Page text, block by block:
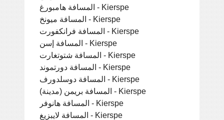
المسافة هامبورغ - Kierspe
المسافة ميونخ - Kierspe
المسافة فرانكفورت - Kierspe
المسافة إسن - Kierspe
المسافة شتوتغارت - Kierspe
المسافة دورتموند - Kierspe
المسافة دوسلدورف - Kierspe
المسافة بريمن (مدينة) - Kierspe
المسافة هانوفر - Kierspe
المسافة لايبزيغ - Kierspe